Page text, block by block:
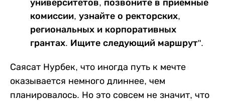
университетов, позвоните в приемные
комиссии, узнайте о ректорских,
региональных и корпоративных
грантах. Ищите следующий маршрут".
Саясат Нурбек, что иногда путь к мечте
оказывается немного длиннее, чем
планировалось. Но это совсем не значит, что